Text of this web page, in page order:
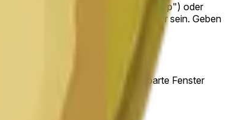
Kerze ab 9:00PM ET höher („Up") oder
wenn Sie glauben, er wird niedriger sein. Geben
sind die Anteile $0 wert.
auf dieser Seite, um benachbarte Fenster